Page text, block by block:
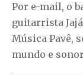
Por e-mail, o
guitarrista
Música Pavê,
mundo e